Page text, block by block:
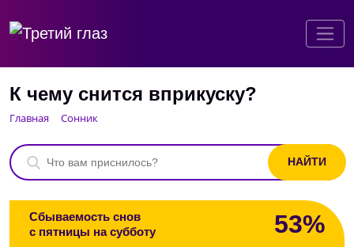
К чему снится вприкуску?
Главная Сонник
Сбываемость снов
с пятницы на субботу
53%